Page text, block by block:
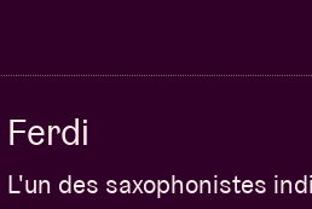
The Guardian
Ferdi
L'un des saxophonistes